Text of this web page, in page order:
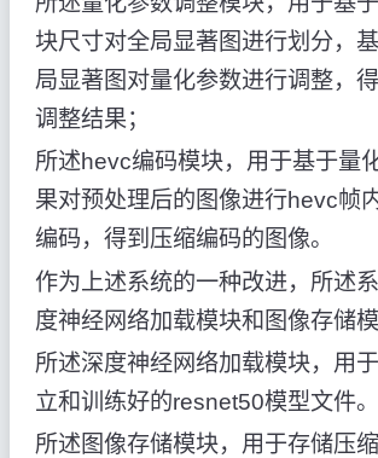
块尺寸对全局显著图进行划分，
局显著图对量化参数进行调整，
调整结果；
所述hevc编码模块，用于基于量
果对预处理后的图像进行hevc帧
编码，得到压缩编码的图像。
作为上述系统的一种改进，所述
度神经网络加载模块和图像存储模
所述深度神经网络加载模块，用
立和训练好的resnet50模型文件。
所述图像存储模块，用于存储压